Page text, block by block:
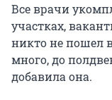
Все врачи
участках,
никто не пошел
много, до
добавила она.